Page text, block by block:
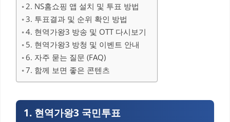
2. NS홈쇼핑 앱 설치 및 투표 방법
3. 투표결과 및 순위 확인 방법
4. 현역가왕3 방송 및 OTT 다시보기
5. 현역가왕3 방청 및 이벤트 안내
6. 자주 묻는 질문 (FAQ)
7. 함께 보면 좋은 콘텐츠
1. 현역가왕3 국민투표